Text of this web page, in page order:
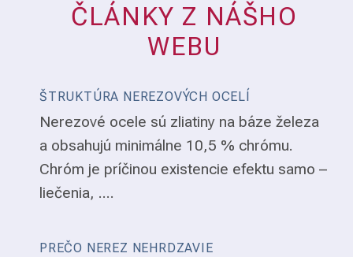
ČLÁNKY Z NÁŠHO
WEBU
ŠTRUKTÚRA NEREZOVÝCH OCELÍ
Nerezové ocele sú zliatiny na báze železa
a obsahujú minimálne 10,5 % chrómu.
Chróm je príčinou existencie efektu samo –
liečenia, ....
PREČO NEREZ NEHRDZAVIE